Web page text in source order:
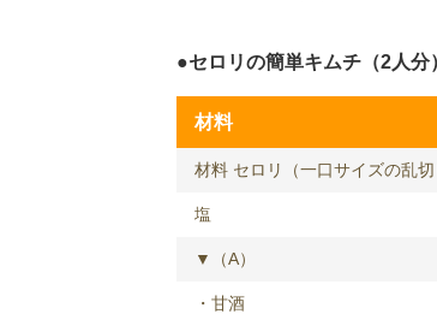
●セロリの簡単キムチ（2人分
材料
材料 セロリ（一口サイズの乱切
塩
▼（A）
・甘酒